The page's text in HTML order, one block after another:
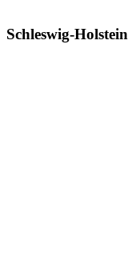
Schleswig-Holstein